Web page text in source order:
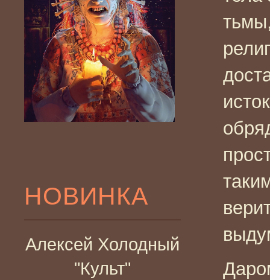
НОВИНКА
Алексей Холодный
"Культ"